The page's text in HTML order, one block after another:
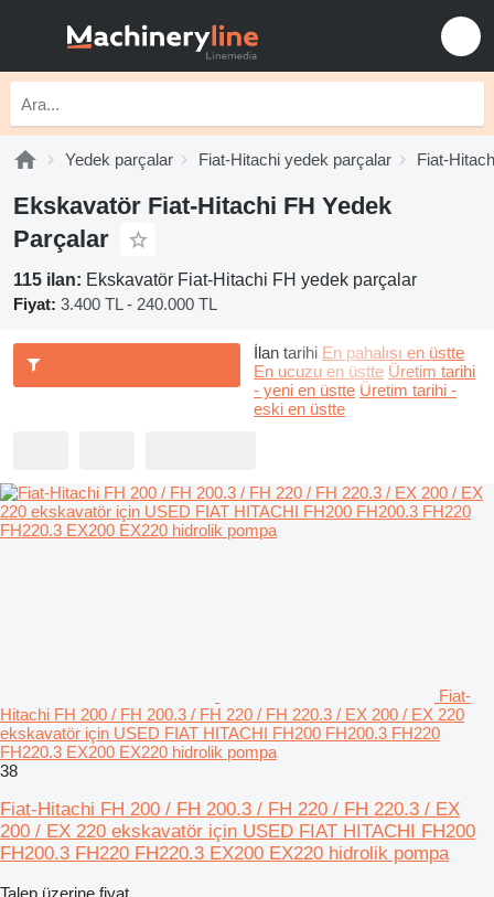
Yedek parçalar Fiat-Hitachi yedek parçalar Fiat-
Ekskavatör Fiat-Hitachi FH Yedek
Parçalar
115 ilan: Ekskavatör Fiat-Hitachi FH yedek parçalar
Fiyat: 3.400 TL - 240.000 TL
İlan tarihi En pahalısı en üstte
En ucuzu en üstte Üretim tarihi
- yeni en üstte Üretim tarihi -
eski en üstte
Fiat-
Hitachi FH 200 / FH 200.3 / FH 220 / FH 220.3 / EX 200 / EX 220
ekskavatör için USED FIAT HITACHI FH200 FH200.3 FH220
FH220.3 EX200 EX220 hidrolik pompa
38
Fiat-Hitachi FH 200 / FH 200.3 / FH 220 / FH 220.3 / EX
200 / EX 220 ekskavatör için USED FIAT HITACHI FH200
FH200.3 FH220 FH220.3 EX200 EX220 hidrolik pompa
Talep üzerine fiyat